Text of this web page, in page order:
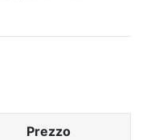
Prezzo